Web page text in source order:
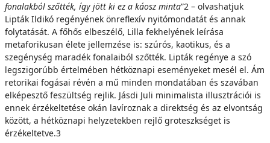
fonalakból szőtték, így jött ki ez a káosz minta”2 – olvashatjuk
Lipták Ildikó regényének önreflexív nyitómondatát és annak
folytatását. A főhős elbeszélő, Lilla fekhelyének leírása
metaforikusan élete jellemzése is: szúrós, kaotikus, és a
szegénység maradék fonalaiból szőtték. Lipták regénye a szó
legszigorúbb értelmében hétköznapi eseményeket mesél el. Ám
retorikai fogásai révén a mű minden mondatában és szavában
elképesztő feszültség rejlik. Jásdi Juli minimalista illusztrációi is
ennek érzékeltetése okán lavíroznak a direktség és az elvontság
között, a hétköznapi helyzetekben rejlő groteszkséget is
érzékeltetve.3